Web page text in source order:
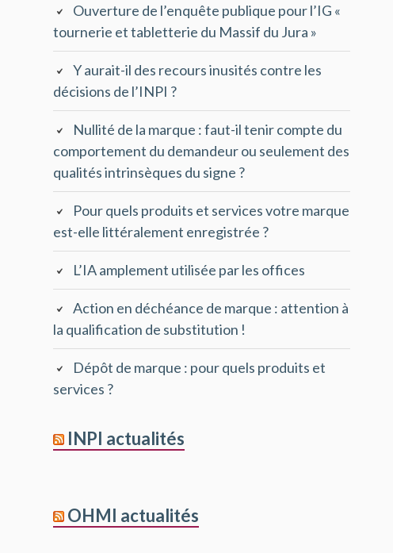
Ouverture de l’enquête publique pour l’IG «
tournerie et tabletterie du Massif du Jura »
Y aurait-il des recours inusités contre les
décisions de l’INPI ?
Nullité de la marque : faut-il tenir compte du
comportement du demandeur ou seulement des
qualités intrinsèques du signe ?
Pour quels produits et services votre marque
est-elle littéralement enregistrée ?
L’IA amplement utilisée par les offices
Action en déchéance de marque : attention à
la qualification de substitution !
Dépôt de marque : pour quels produits et
services ?
INPI actualités
OHMI actualités